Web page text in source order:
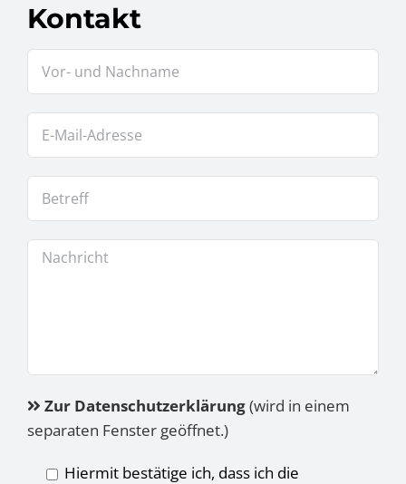
Kontakt
Zur Datenschutzerklärung(wird in einem
separaten Fenster geöffnet.)
Hiermit bestätige ich, dass ich die